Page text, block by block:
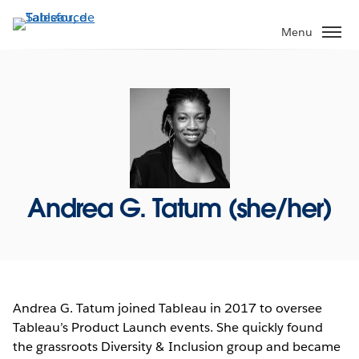
Aller
au
Menu
Andrea G. Tatum (she/her)
Andrea G. Tatum joined Tableau in 2017 to oversee
Tableau’s Product Launch events. She quickly found
the grassroots Diversity & Inclusion group and became